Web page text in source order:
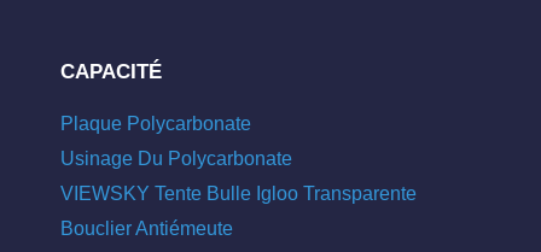
CAPACITÉ
Plaque Polycarbonate
Usinage Du Polycarbonate
VIEWSKY Tente Bulle Igloo Transparente
Bouclier Antiémeute